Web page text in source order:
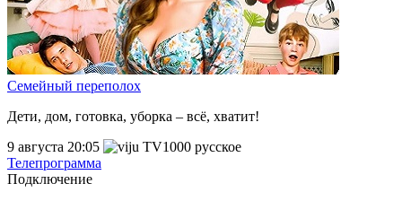
Семейный переполох
Дети, дом, готовка, уборка – всё, хватит!
9 августа 20:05
Телепрограмма
Подключение